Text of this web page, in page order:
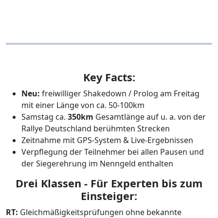
Key Facts:
Neu: freiwilliger Shakedown / Prolog am Freitag
mit einer Länge von ca. 50-100km
Samstag ca. 350km Gesamtlänge auf u. a. von der
Rallye Deutschland berühmten Strecken
Zeitnahme mit GPS-System & Live-Ergebnissen
Verpflegung der Teilnehmer bei allen Pausen und
der Siegerehrung im Nenngeld enthalten
Drei Klassen - Für Experten bis zum
Einsteiger:
RT: Gleichmäßigkeitsprüfungen ohne bekannte